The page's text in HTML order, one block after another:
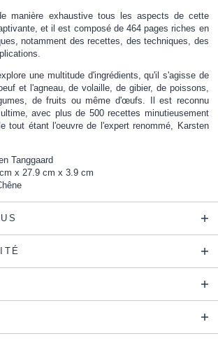
manière exhaustive tous les aspects de cette
et il est composé de 464 pages riches en
notamment des recettes, des techniques, des
une multitude d'ingrédients, qu'il s'agisse de
et l'agneau, de volaille, de gibier, de poissons,
de fruits ou même d'œufs. Il est reconnu
avec plus de 500 recettes minutieusement
tout étant l'oeuvre de l'expert renommé, Karsten
Tanggaard
x 27.9 cm x 3.9 cm